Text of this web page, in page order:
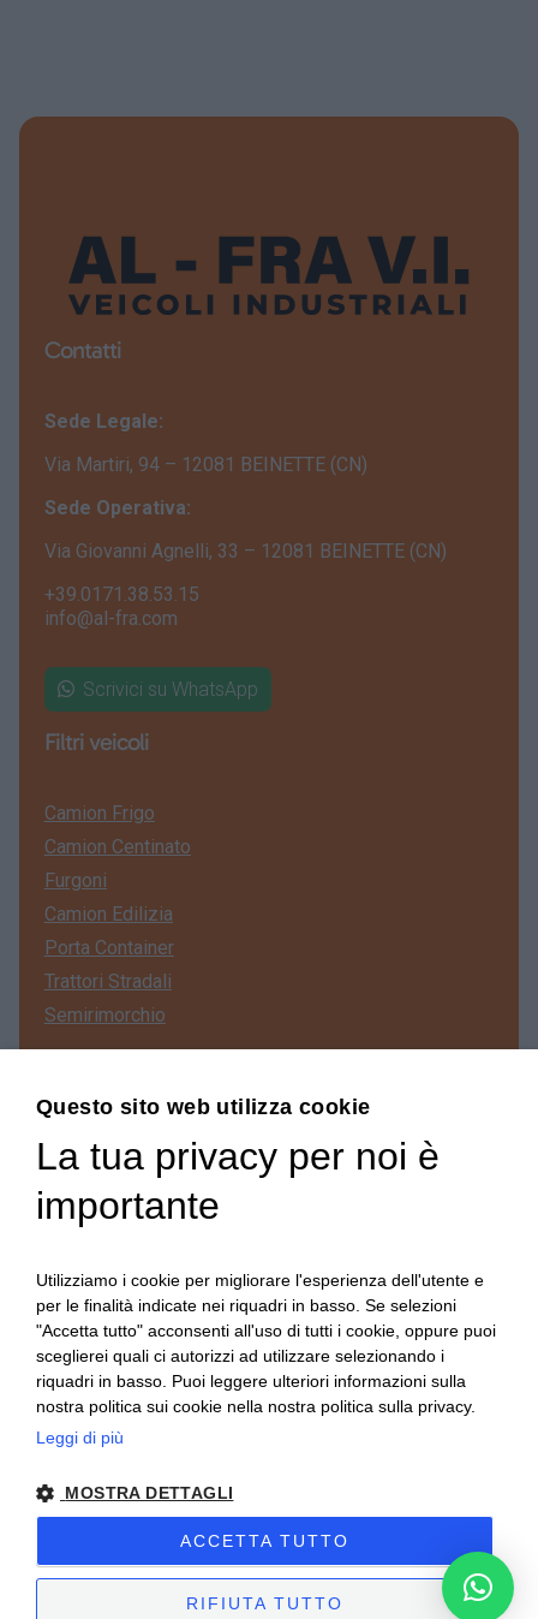
Contatti
Sede Legale:
Via Martiri, 94 – 12081 BEINETTE (CN)
Sede Operativa:
Via Giovanni Agnelli, 33 – 12081 BEINETTE (CN)
+39.0171.38.53.15
info@al-fra.com
Scrivici su WhatsApp
Filtri veicoli
Camion Frigo
Camion Centinato
Furgoni
Camion Edilizia
Porta Container
Trattori Stradali
Semirimorchio
Menu
USATO
Chi siamo
News
Contatti
Al-fra | 2025 | Partita IVA: 03668210044 –
Privacy & Cookies Policy
Questo sito web utilizza cookie
La tua privacy per noi è
importante
Utilizziamo i cookie per migliorare l'esperienza dell'utente e
per le finalità indicate nei riquadri in basso. Se selezioni
"Accetta tutto" acconsenti all'uso di tutti i cookie, oppure puoi
sceglierei quali ci autorizzi ad utilizzare selezionando i
riquadri in basso. Puoi leggere ulteriori informazioni sulla
nostra politica sui cookie nella nostra politica sulla privacy.
Leggi di più
MOSTRA DETTAGLI
ACCETTA TUTTO
RIFIUTA TUTTO